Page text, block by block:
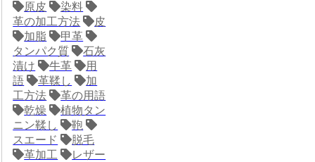
原皮
染料
革の加工方法
皮
加脂
甲革
タンパク質
石灰
漬け
牛革
用
語
革鞣し
加
工方法
革の用語
乾燥
植物タン
ニン鞣し
鞄
スエード
脱毛
革加工
レザー